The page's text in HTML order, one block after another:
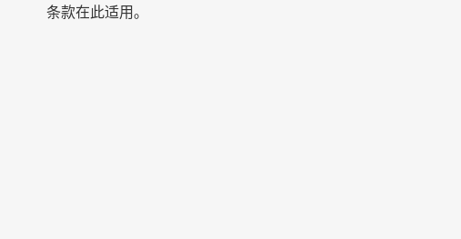
条款在此适用。